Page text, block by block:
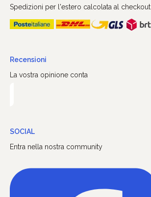
Spedizioni per l'estero calcolata al checkout
Recensioni
La vostra opinione conta
SOCIAL
Entra nella nostra community